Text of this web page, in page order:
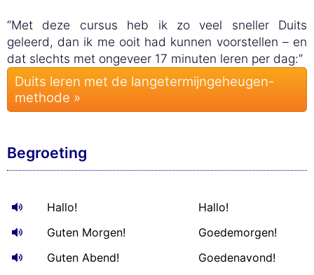
“Met deze cursus heb ik zo veel sneller Duits
geleerd, dan ik me ooit had kunnen voorstellen – en
dat slechts met ongeveer 17 minuten leren per dag:”
Duits leren met de langetermijngeheugen-
methode »
Begroeting
Hallo!
Hallo!
Guten Morgen!
Goedemorgen!
Guten Abend!
Goedenavond!